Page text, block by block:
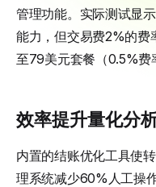
管理功能。实际测试显
能力，但交易费2%的费
至79美元套餐（0.5%费
效率提升量化分
内置的结账优化工具使
理系统减少60%人工操